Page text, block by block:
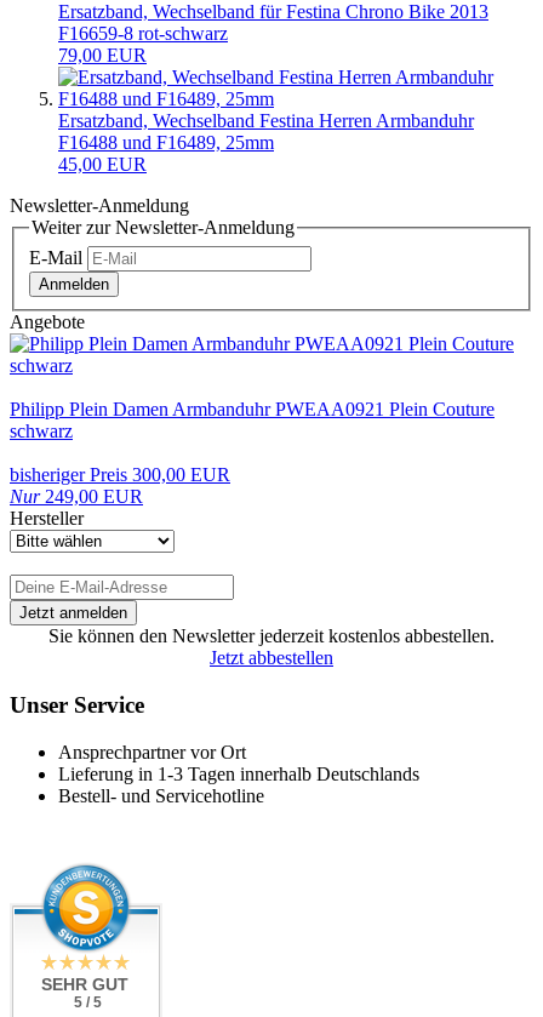
Ersatzband, Wechselband für Festina Chrono Bike 2013
F16659-8 rot-schwarz
79,00 EUR
Ersatzband, Wechselband Festina Herren Armbanduhr
F16488 und F16489, 25mm
45,00 EUR
Newsletter-Anmeldung
Weiter zur Newsletter-Anmeldung
E-Mail
Anmelden
Angebote
Philipp Plein Damen Armbanduhr PWEAA0921 Plein Couture
schwarz
bisheriger Preis 300,00 EUR
Nur249,00 EUR
Hersteller
Sie können den Newsletter jederzeit kostenlos abbestellen.
Jetzt abbestellen
Unser Service
Ansprechpartner vor Ort
Lieferung in 1-3 Tagen innerhalb Deutschlands
Bestell- und Servicehotline
SEHR GUT
5 / 5